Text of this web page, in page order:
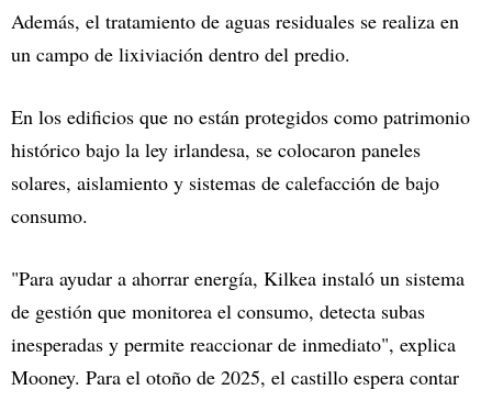
Además, el tratamiento de aguas residuales se realiza en
un campo de lixiviación dentro del predio.
En los edificios que no están protegidos como patrimonio
histórico bajo la ley irlandesa, se colocaron paneles
solares, aislamiento y sistemas de calefacción de bajo
consumo.
"Para ayudar a ahorrar energía, Kilkea instaló un sistema
de gestión que monitorea el consumo, detecta subas
inesperadas y permite reaccionar de inmediato", explica
Mooney. Para el otoño de 2025, el castillo espera contar